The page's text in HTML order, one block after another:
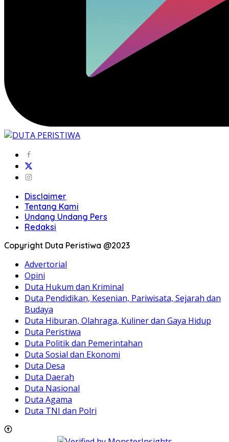
Disclaimer
Tentang Kami
Undang Undang Pers
Redaksi
Copyright Duta Peristiwa @2023
Advertorial
Opini
Duta Hukum dan Kriminal
Duta Pendidikan, Kesenian, Pariwisata, Sejarah dan
Budaya
Duta Hiburan, Olahraga, Kuliner dan Gaya Hidup
Duta Peristiwa
Duta Politik dan Pemerintahan
Duta Sosial dan Ekonomi
Duta Desa
Duta Daerah
Duta Nasional
Duta Agama
Duta TNI dan Polri